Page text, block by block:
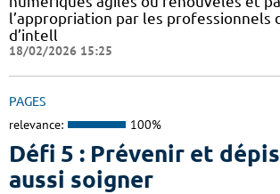
l’appropriation par les professionnels
d’intell
18/02/2026 15:25
PAGES
relevance: 100%
Défi 5 : Prévenir et
aussi soigner